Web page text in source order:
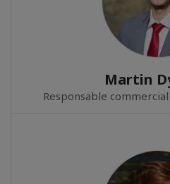
Martin
Responsable